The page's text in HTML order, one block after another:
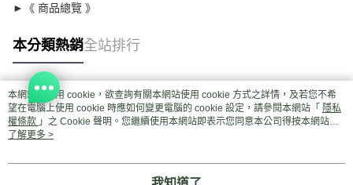
►《 商品總覽 》
本分類熱銷全站排行
熱門標籤
本網站中使用 cookie，欲查詢有關本網站使用 cookie 方式之詳情，及若您不希
望在電腦上使用 cookie 時應如何變更電腦的 cookie 設定，請參閱本網站「 隱私
權條款 」之 Cookie 聲明。您繼續使用本網站即表示您同意本公司得按本網站使
用條款之 Cookie 聲明使用 cookie。
了解更多 >